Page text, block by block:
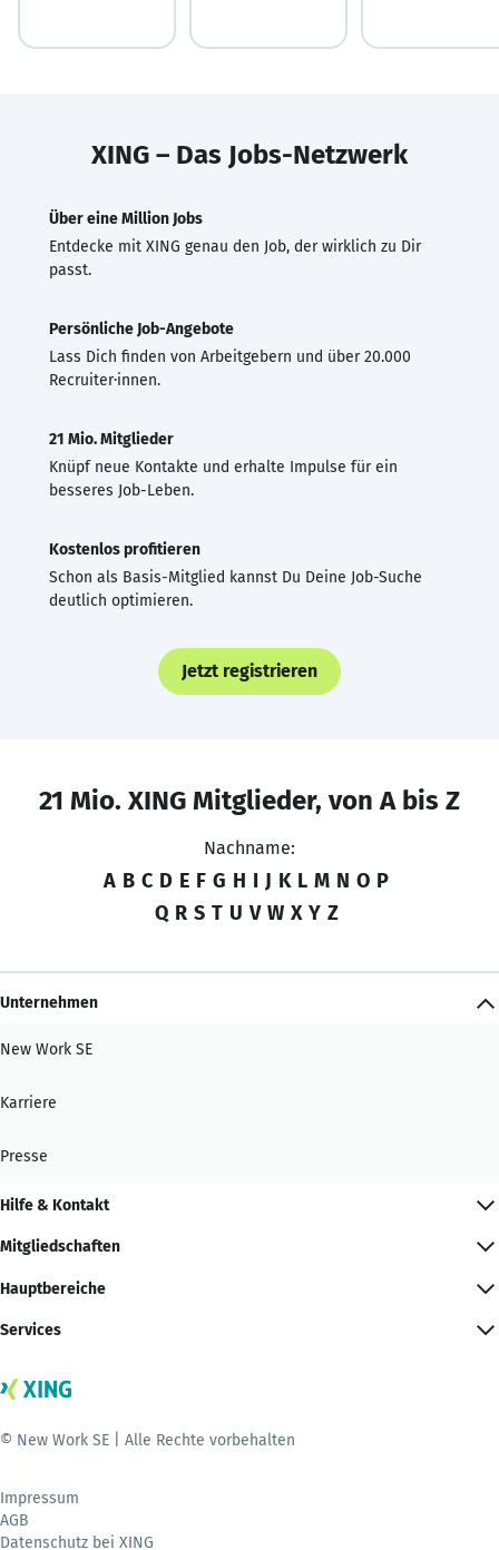
XING – Das Jobs-Netzwerk
Über eine Million Jobs
Entdecke mit XING genau den Job, der wirklich zu Dir
passt.
Persönliche Job-Angebote
Lass Dich finden von Arbeitgebern und über 20.000
Recruiter·innen.
21 Mio. Mitglieder
Knüpf neue Kontakte und erhalte Impulse für ein
besseres Job-Leben.
Kostenlos profitieren
Schon als Basis-Mitglied kannst Du Deine Job-Suche
deutlich optimieren.
Jetzt registrieren
21 Mio. XING Mitglieder, von A bis Z
Nachname:
A B C D E F G H I J K L M N O P
Q R S T U V W X Y Z
Unternehmen
New Work SE
Karriere
Presse
Hilfe & Kontakt
Mitgliedschaften
Hauptbereiche
Services
© New Work SE | Alle Rechte vorbehalten
Impressum
AGB
Datenschutz bei XING